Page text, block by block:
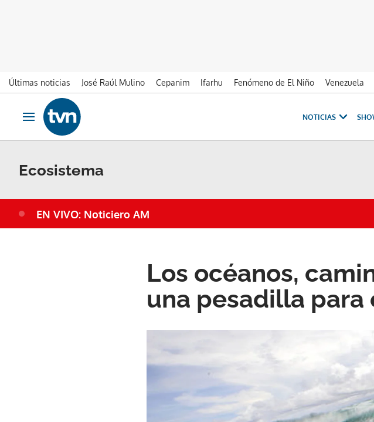
Últimas noticias José Raúl Mulino Cepanim Ifarhu Fenómeno de El Niño Venezuela
Ir al contenido
Obrir navegació
NOTICIAS
Ecosistema
EN VIVO: Noticiero AM
Los océanos,
una pesadilla para